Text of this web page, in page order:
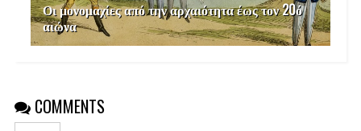
Οι μονομαχίες από την αρχαιότητα έως τον 20ό
αιώνα
COMMENTS